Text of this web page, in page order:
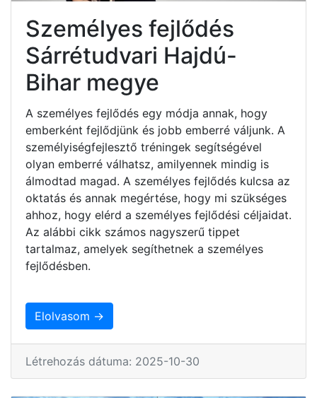
Személyes fejlődés
Sárrétudvari Hajdú-
Bihar megye
A személyes fejlődés egy módja annak, hogy
emberként fejlődjünk és jobb emberré váljunk. A
személyiségfejlesztő tréningek segítségével
olyan emberré válhatsz, amilyennek mindig is
álmodtad magad. A személyes fejlődés kulcsa az
oktatás és annak megértése, hogy mi szükséges
ahhoz, hogy elérd a személyes fejlődési céljaidat.
Az alábbi cikk számos nagyszerű tippet
tartalmaz, amelyek segíthetnek a személyes
fejlődésben.
Elolvasom →
Létrehozás dátuma: 2025-10-30